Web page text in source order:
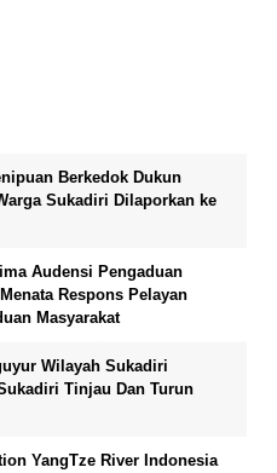
Berkedok Dukun
Sukadiri Dilaporkan ke
Audensi Pengaduan
Respons Pelayan
Masyarakat
Wilayah Sukadiri
Tinjau Dan Turun
YangTze River Indonesia